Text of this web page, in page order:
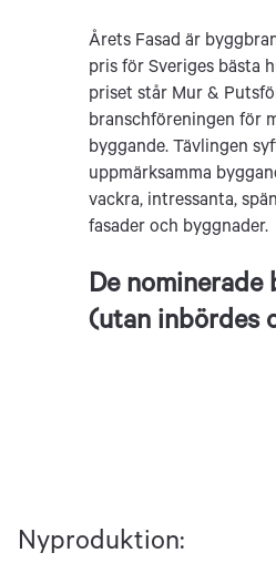
Årets Fasad är
pris för Sveriges bästa
priset står Mur &
branschföreningen för
byggande. Tävlingen
uppmärksamma
vackra, intressanta,
fasader och byggnader.
De nominerade
(utan inbördes
Nyproduktion: